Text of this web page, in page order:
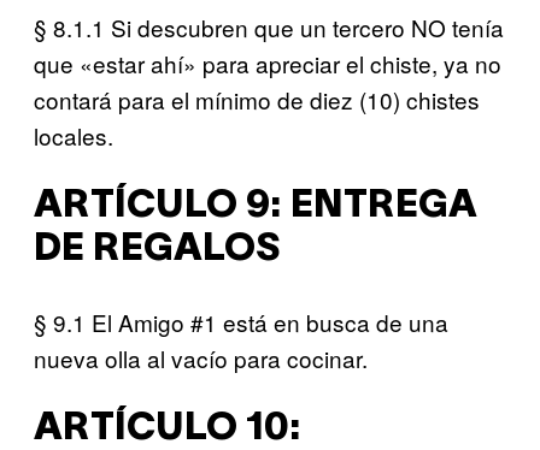
§ 8.1.1 Si descubren que un tercero NO tenía
que «estar ahí» para apreciar el chiste, ya no
contará para el mínimo de diez (10) chistes
locales.
ARTÍCULO 9: ENTREGA
DE REGALOS
§ 9.1 El Amigo #1 está en busca de una
nueva olla al vacío para cocinar.
ARTÍCULO 10: